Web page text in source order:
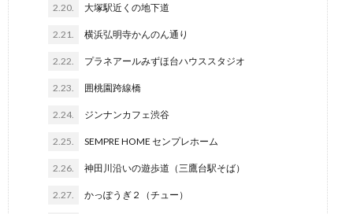
2.20. 大塚駅近くの地下道
2.21. 横浜弘明寺かんのん通り
2.22. プラネアールみずほ台ハウススタジオ
2.23. 囲桃園跨線橋
2.24. ジンナンカフェ渋谷
2.25. SEMPRE HOME センプレホーム
2.26. 神田川沿いの遊歩道（三鷹台駅そば）
2.27. かっぽうぎ２（チュー）